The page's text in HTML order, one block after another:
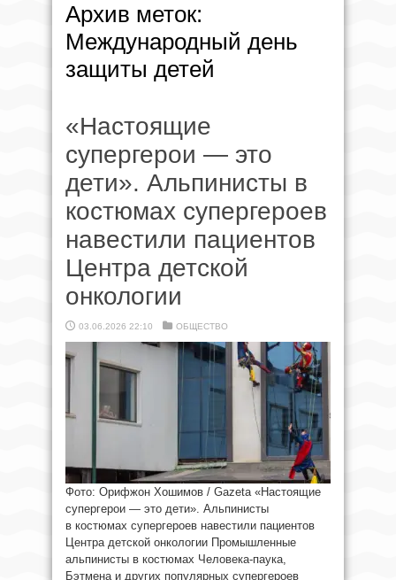
Архив меток:
Международный день
защиты детей
«Настоящие
супергерои — это
дети». Альпинисты в
костюмах супергероев
навестили пациентов
Центра детской
онкологии
03.06.2026 22:10 ОБЩЕСТВО
Фото: Орифжон Хошимов / Gazeta «Настоящие
супергерои — это дети». Альпинисты
в костюмах супергероев навестили пациентов
Центра детской онкологии Промышленные
альпинисты в костюмах Человека-паука,
Бэтмена и других популярных супергероев